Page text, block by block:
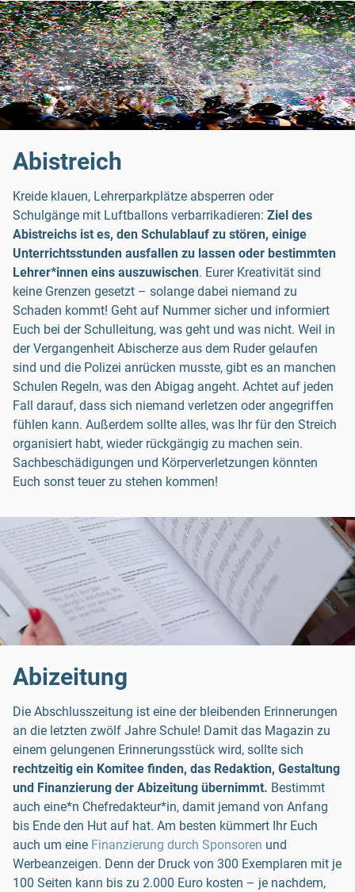
Abistreich
Kreide klauen, Lehrerparkplätze absperren oder
Schulgänge mit Luftballons verbarrikadieren: Ziel des
Abistreichs ist es, den Schulablauf zu stören, einige
Unterrichtsstunden ausfallen zu lassen oder bestimmten
Lehrer*innen eins auszuwischen. Eurer Kreativität sind
keine Grenzen gesetzt – solange dabei niemand zu
Schaden kommt! Geht auf Nummer sicher und informiert
Euch bei der Schulleitung, was geht und was nicht. Weil in
der Vergangenheit Abischerze aus dem Ruder gelaufen
sind und die Polizei anrücken musste, gibt es an manchen
Schulen Regeln, was den Abigag angeht. Achtet auf jeden
Fall darauf, dass sich niemand verletzen oder angegriffen
fühlen kann. Außerdem sollte alles, was Ihr für den Streich
organisiert habt, wieder rückgängig zu machen sein.
Sachbeschädigungen und Körperverletzungen könnten
Euch sonst teuer zu stehen kommen!
Abizeitung
Die Abschlusszeitung ist eine der bleibenden Erinnerungen
an die letzten zwölf Jahre Schule! Damit das Magazin zu
einem gelungenen Erinnerungsstück wird, sollte sich
rechtzeitig ein Komitee finden, das Redaktion, Gestaltung
und Finanzierung der Abizeitung übernimmt. Bestimmt
auch eine*n Chefredakteur*in, damit jemand von Anfang
bis Ende den Hut auf hat. Am besten kümmert Ihr Euch
auch um eine Finanzierung durch Sponsoren und
Werbeanzeigen. Denn der Druck von 300 Exemplaren mit je
100 Seiten kann bis zu 2.000 Euro kosten – je nachdem,